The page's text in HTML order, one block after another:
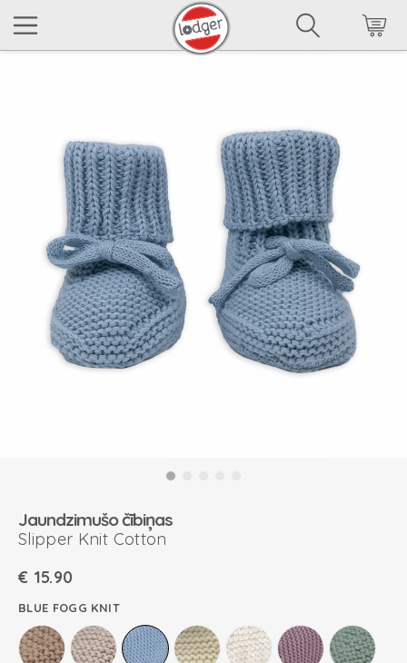
Jaundzimušo čībiņas
Slipper Knit Cotton
€ 15.90
BLUE FOGG KNIT